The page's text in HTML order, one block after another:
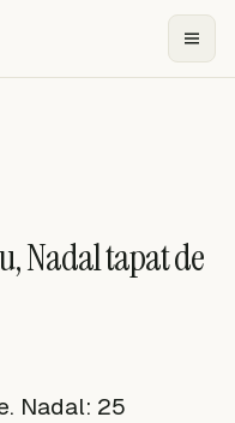
Nadal tapat de
Nadal: 25